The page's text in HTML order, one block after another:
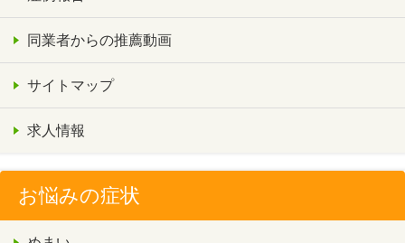
同業者からの推薦動画
サイトマップ
求人情報
お悩みの症状